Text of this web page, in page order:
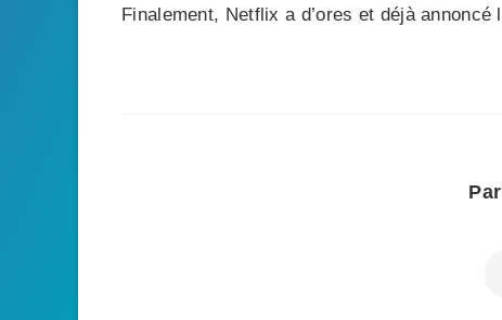
Finalement, Netflix a d’ores et déjà